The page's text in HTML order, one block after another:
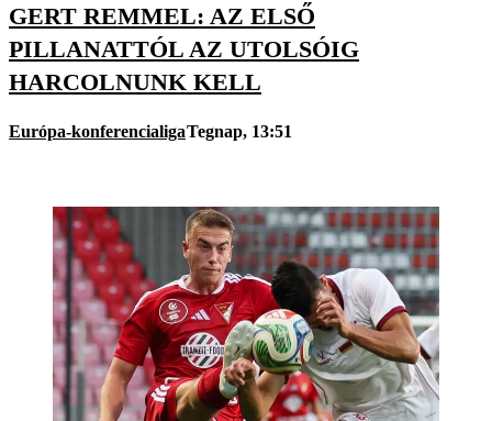
GERT REMMEL: AZ ELSŐ
PILLANATTÓL AZ UTOLSÓIG
HARCOLNUNK KELL
Európa-konferencialigaTegnap, 13:51